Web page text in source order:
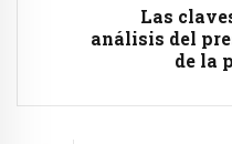
Las
análisis del
de la